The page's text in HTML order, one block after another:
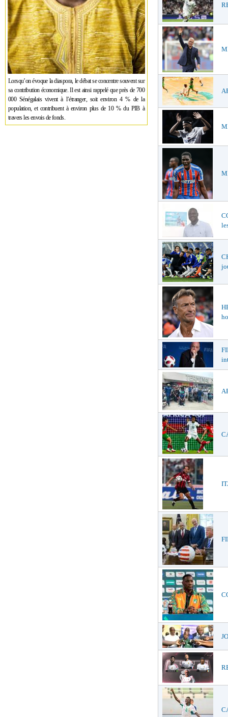
Lorsqu’on évoque la diaspora, le débat se concentre souvent sur
sa contribution économique. Il est ainsi rappelé que près de 700
000 Sénégalais vivent à l’étranger, soit environ 4 % de la
population, et contribuent à environ plus de 10 % du PIB à
travers les envois de fonds.